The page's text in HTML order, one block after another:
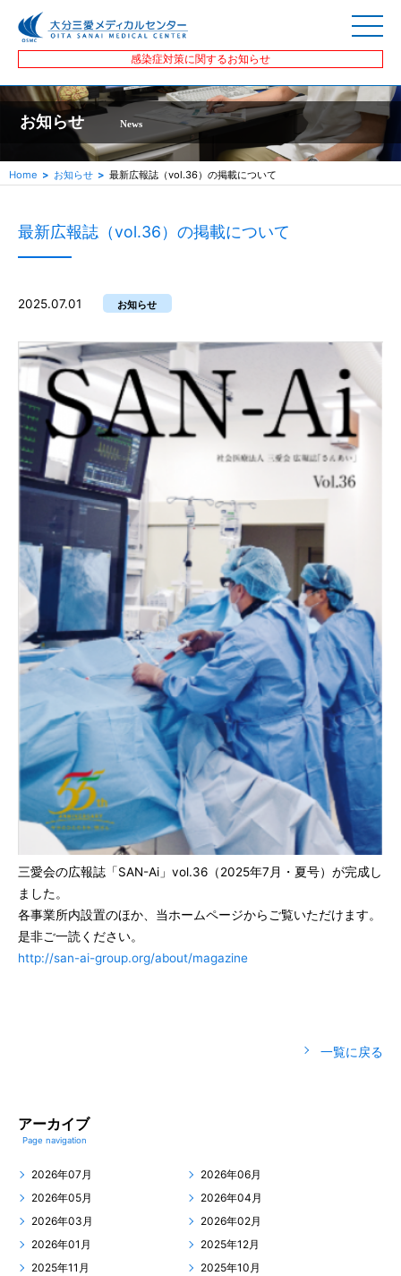
感染症対策に関するお知らせ
お知らせ News
Home お知らせ 最新広報誌（vol.36）の掲載について
最新広報誌（vol.36）の掲載について
2025.07.01 お知らせ
三愛会の広報誌「SAN-Ai」vol.36（2025年7月・夏号）が完成し
ました。
各事業所内設置のほか、当ホームページからご覧いただけます。
是非ご一読ください。
http://san-ai-group.org/about/magazine
一覧に戻る
アーカイブ
Page navigation
2026年07月
2026年06月
2026年05月
2026年04月
2026年03月
2026年02月
2026年01月
2025年12月
2025年11月
2025年10月